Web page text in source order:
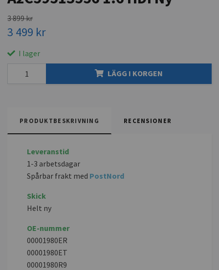
3 899 kr
3 499 kr
I lager
LÄGG I KORGEN
PRODUKTBESKRIVNING RECENSIONER
Leveranstid
1-3 arbetsdagar
Spårbar frakt med PostNord
Skick
Helt ny
OE-nummer
00001980ER
00001980ET
00001980R9